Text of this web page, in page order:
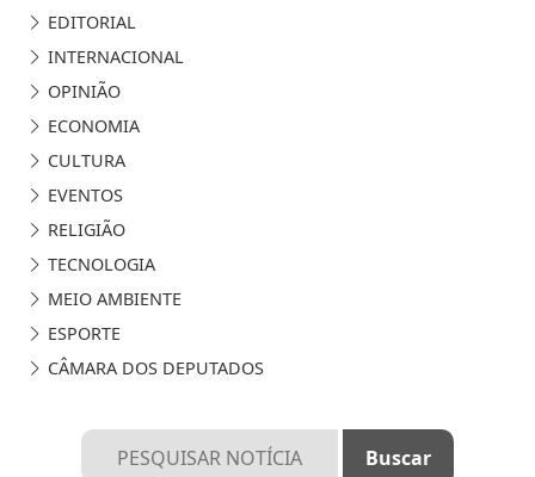
EDITORIAL
INTERNACIONAL
OPINIÃO
ECONOMIA
CULTURA
EVENTOS
RELIGIÃO
TECNOLOGIA
MEIO AMBIENTE
ESPORTE
CÂMARA DOS DEPUTADOS